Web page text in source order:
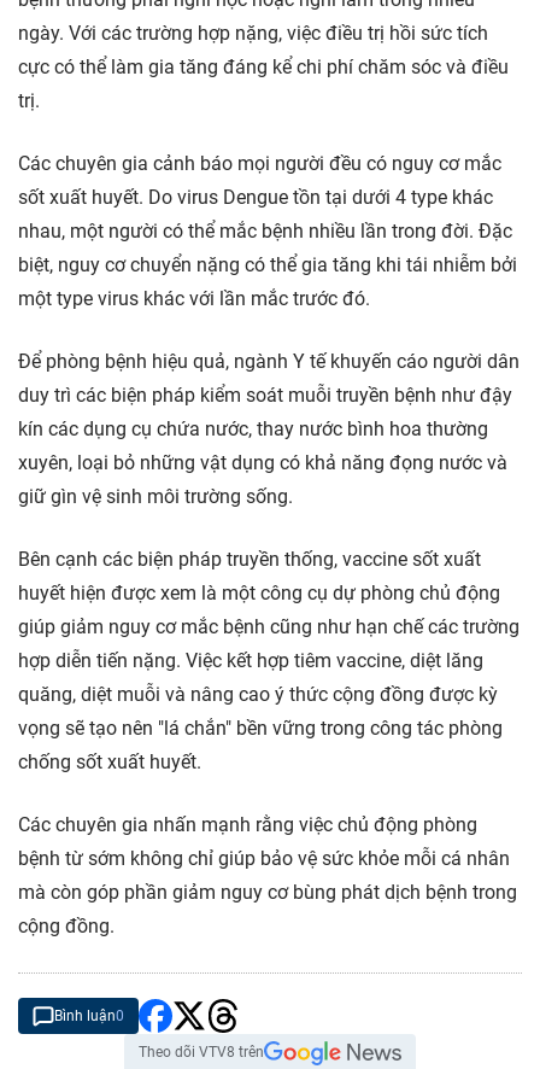
ngày. Với các trường hợp nặng, việc điều trị hồi sức tích
cực có thể làm gia tăng đáng kể chi phí chăm sóc và điều
trị.
Các chuyên gia cảnh báo mọi người đều có nguy cơ mắc
sốt xuất huyết. Do virus Dengue tồn tại dưới 4 type khác
nhau, một người có thể mắc bệnh nhiều lần trong đời. Đặc
biệt, nguy cơ chuyển nặng có thể gia tăng khi tái nhiễm bởi
một type virus khác với lần mắc trước đó.
Để phòng bệnh hiệu quả, ngành Y tế khuyến cáo người dân
duy trì các biện pháp kiểm soát muỗi truyền bệnh như đậy
kín các dụng cụ chứa nước, thay nước bình hoa thường
xuyên, loại bỏ những vật dụng có khả năng đọng nước và
giữ gìn vệ sinh môi trường sống.
Bên cạnh các biện pháp truyền thống, vaccine sốt xuất
huyết hiện được xem là một công cụ dự phòng chủ động
giúp giảm nguy cơ mắc bệnh cũng như hạn chế các trường
hợp diễn tiến nặng. Việc kết hợp tiêm vaccine, diệt lăng
quăng, diệt muỗi và nâng cao ý thức cộng đồng được kỳ
vọng sẽ tạo nên "lá chắn" bền vững trong công tác phòng
chống sốt xuất huyết.
Các chuyên gia nhấn mạnh rằng việc chủ động phòng
bệnh từ sớm không chỉ giúp bảo vệ sức khỏe mỗi cá nhân
mà còn góp phần giảm nguy cơ bùng phát dịch bệnh trong
cộng đồng.
Bình luận0
Theo dõi VTV8 trên